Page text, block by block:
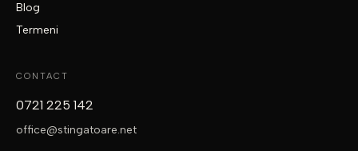
Blog
Termeni
CONTACT
0721 225 142
office@stingatoare.net